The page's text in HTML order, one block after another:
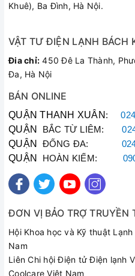
Turbo - Xóa tan oi bức chỉ
Sau khi bạn kích hoạt tính
chóng đưa căn phòng đạt đến
tắc, cho bạn được thoải mái
lý tưởng, xóa tan cái oi bức
Khuê), Ba Đình, Hà Nội.
VẬT TƯ ĐIỆN LẠNH BÁCH
Đia chỉ: 450 Đê La Thành,
Đa, Hà Nội
BÁN ONLINE
QUẬN THANH XUÂN :
QUẬN BẮC TỪ LIÊM:
QUẬN ĐỐNG ĐA:
QUẬN HOÀN KIẾM:
ĐƠN VỊ BẢO TRỢ TRUYỀN
Hội Khoa học và Kỹ thuật
Nam
Liên Chi hội Điện tử Điện lạnh
Coolcare Việt Nam